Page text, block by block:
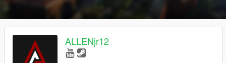
ALLENjr12